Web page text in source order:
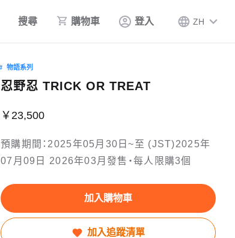
搜尋 購物車 登入 ZH
物語系列
忍野忍 TRICK OR TREAT
￥23,500
預購期間：2025年05月30日~至 (JST)2025年
07月09日 2026年03月發售・每人限購3個
加入購物車
加入追蹤清單